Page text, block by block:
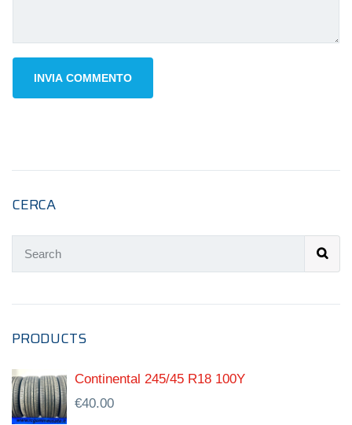
CERCA
PRODUCTS
Continental 245/45 R18 100Y
€40.00